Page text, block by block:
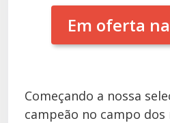
Em oferta
Começando a nossa
campeão no campo dos